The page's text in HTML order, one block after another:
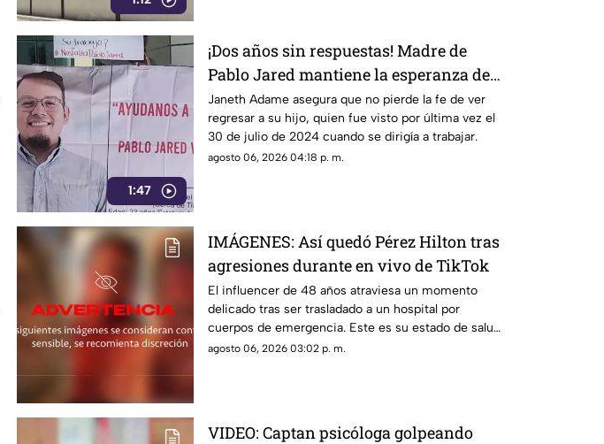
1:47
¡Dos años sin respuestas! Madre de
Pablo Jared mantiene la esperanza de
encontrarlo con vida
Janeth Adame asegura que no pierde la fe de ver
regresar a su hijo, quien fue visto por última vez el
30 de julio de 2024 cuando se dirigía a trabajar.
agosto 06, 2026 04:18 p. m.
IMÁGENES: Así quedó Pérez Hilton tras
agresiones durante en vivo de TikTok
El influencer de 48 años atraviesa un momento
delicado tras ser trasladado a un hospital por
cuerpos de emergencia. Este es su estado de salud
y los problemas que enfrentaba.
agosto 06, 2026 03:02 p. m.
VIDEO: Captan psicóloga golpeando